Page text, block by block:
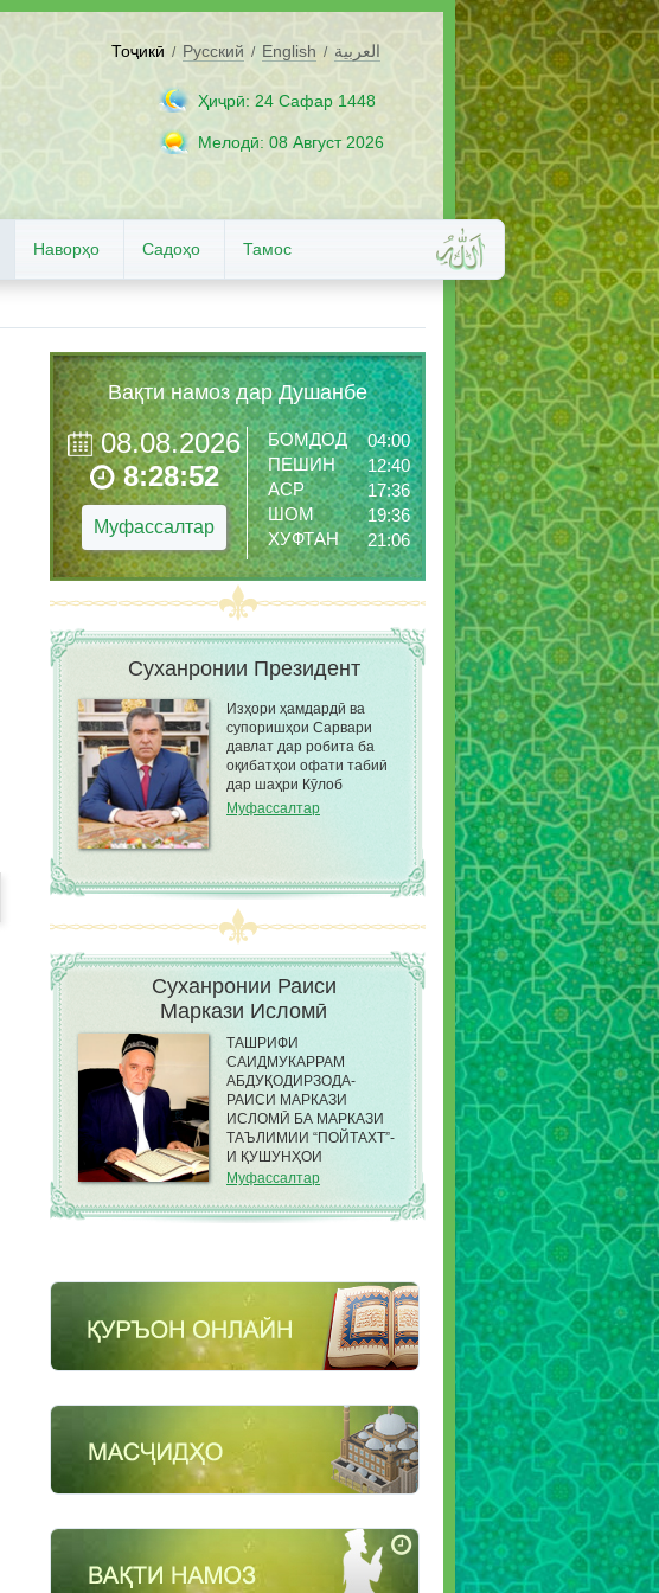
Тоҷикӣ / Русский / English / العربية
Ҳиҷрӣ: 24 Сафар 1448
Мелодӣ: 08 Август 2026
Наворҳо Садоҳо Тамос
Вақти намоз дар Душанбе
08.08.2026
8:28:53
Муфассалтар
БОМДОД
04:00
ПЕШИН
12:40
АСР
17:36
ШОМ
19:36
ХУФТАН
21:06
Суханронии Президент
Изҳори ҳамдардӣ ва
супоришҳои Сарвари
давлат дар робита ба
оқибатҳои офати табиӣ
дар шаҳри Кӯлоб
Муфассалтар
Суханронии Раиси
Маркази Исломӣ
ТАШРИФИ
САИДМУКАРРАМ
АБДУҚОДИРЗОДА-
РАИСИ МАРКАЗИ
ИСЛОМӢ БА МАРКАЗИ
ТАЪЛИМИИ “ПОЙТАХТ”-
И ҚУШУНҲОИ
САРҲАДИИ КДАМ ДАР
ШАҲРИ ДУШАНБЕ
Муфассалтар